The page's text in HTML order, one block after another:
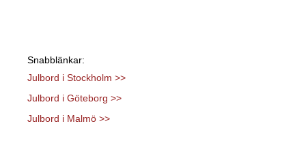
Snabblänkar:
Julbord i Stockholm >>
Julbord i Göteborg >>
Julbord i Malmö >>